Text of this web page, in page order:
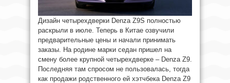
Дизайн четырехдверки Denza Z9S полностью
раскрыли в июле. Теперь в Китае озвучили
предварительные цены и начали принимать
заказы. На родине марки седан пришел на
смену более крупной четырехдверке – Denza Z9.
Последняя там спросом не пользовалась, тогда
как продажи родственного ей хэтчбека Denza Z9